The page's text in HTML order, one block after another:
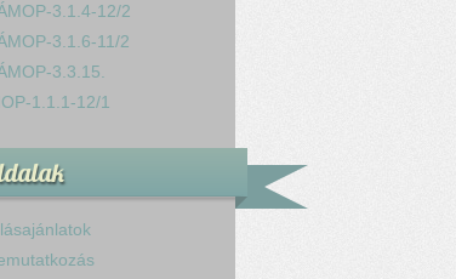
3.1.4-12/2
3.1.6-11/2
3.3.15.
1.1.1-12/1